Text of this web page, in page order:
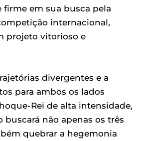
em sua busca pela
internacional,
projeto vitorioso e
divergentes e a
para ambos os lados
Rei de alta intensidade,
buscará não apenas os três
quebrar a hegemonia